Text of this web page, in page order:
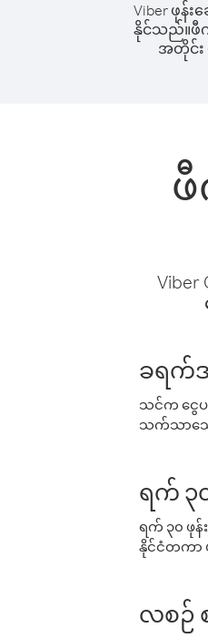
Viber ဖုန်
နိုင်သည်။ဖီ
အတိုင်း
ခရက်ဒ
သင်က ငွေ
သက်သာသေ
ရက် ၃
ရက် ၃၀ ဖု
နိုင်ငံတကာ
လစဉ်